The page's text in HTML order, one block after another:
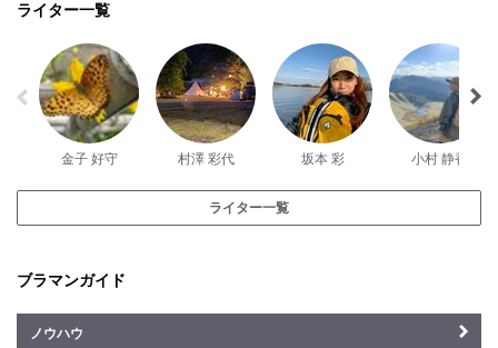
ライター一覧
金子 好守 村澤 彩代 坂本 彩 小村 静香
ライター一覧
ブラマンガイド
ノウハウ